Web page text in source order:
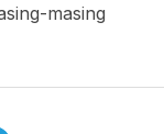
masing